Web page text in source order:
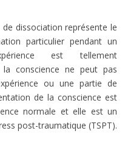
dissociation représente le
particulier pendant un
est tellement
la conscience ne peut pas
ou une partie de
de la conscience est
normale et elle est un
post-traumatique (TSPT).